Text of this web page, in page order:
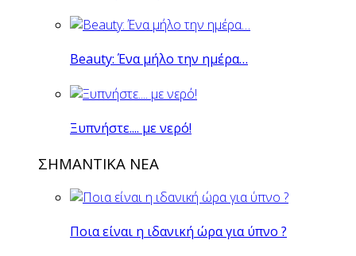
Beauty: Ένα μήλο την ημέρα…
Ξυπνήστε.... με νερό!
ΣΗΜΑΝΤΙΚΑ ΝΕΑ
Ποια είναι η ιδανική ώρα για ύπνο ?